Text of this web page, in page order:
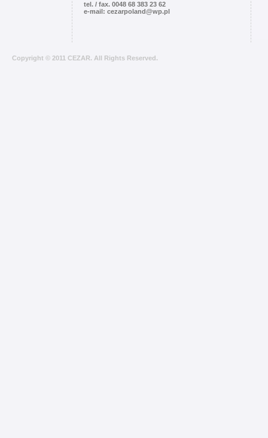
tel. / fax. 0048 68 383 23 62
e-mail: cezarpoland@wp.pl
Copyright © 2011 CEZAR. All Rights Reserved.